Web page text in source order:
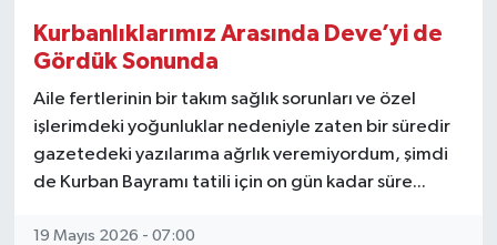
Kurbanlıklarımız Arasında Deve’yi de
Gördük Sonunda
Aile fertlerinin bir takım sağlık sorunları ve özel
işlerimdeki yoğunluklar nedeniyle zaten bir süredir
gazetedeki yazılarıma ağrlık veremiyordum, şimdi
de Kurban Bayramı tatili için on gün kadar süre...
19 Mayıs 2026 - 07:00